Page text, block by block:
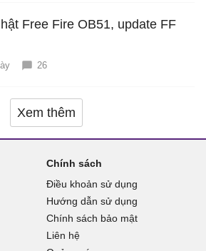
Free Fire OB51, update FF
26
Xem thêm
Chính sách
Điều khoản sử dụng
Hướng dẫn sử dụng
Chính sách bảo mật
Liên hệ